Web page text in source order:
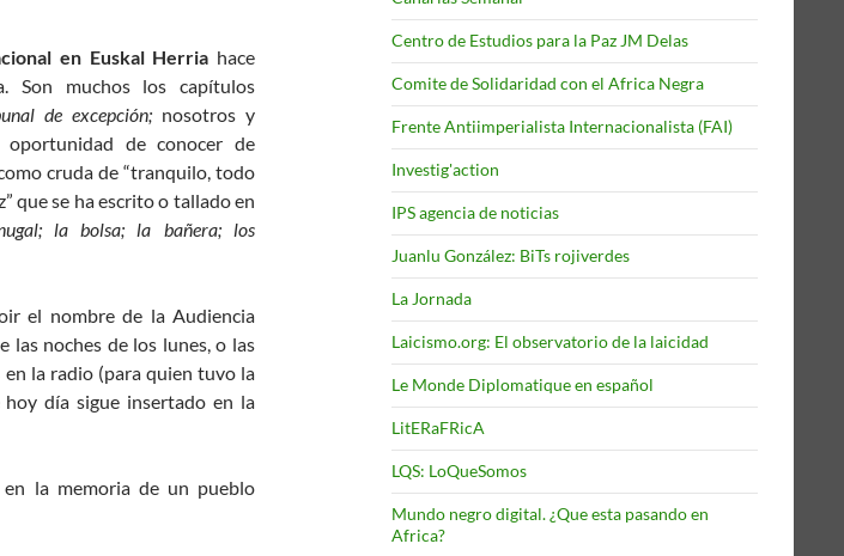
en Euskal Herria hace
Son muchos los capítulos
de excepción;nosotros y
de conocer de
cruda de “tranquilo, todo
que se ha escrito o tallado en
la bolsa; la bañera; los
el nombre de la Audiencia
las noches de los lunes, o las
en la radio (para quien tuvo la
día sigue insertado en la
en la memoria de un pueblo
Centro de Estudios para la Paz JM Delas
Comite de Solidaridad con el Africa Negra
Frente Antiimperialista Internacionalista (FAI)
Investig'action
IPS agencia de noticias
Juanlu González: BiTs rojiverdes
La Jornada
Laicismo.org: El observatorio de la laicidad
Le Monde Diplomatique en español
LitERaFRicA
LQS: LoQueSomos
Mundo negro digital. ¿Que esta pasando en
Africa?